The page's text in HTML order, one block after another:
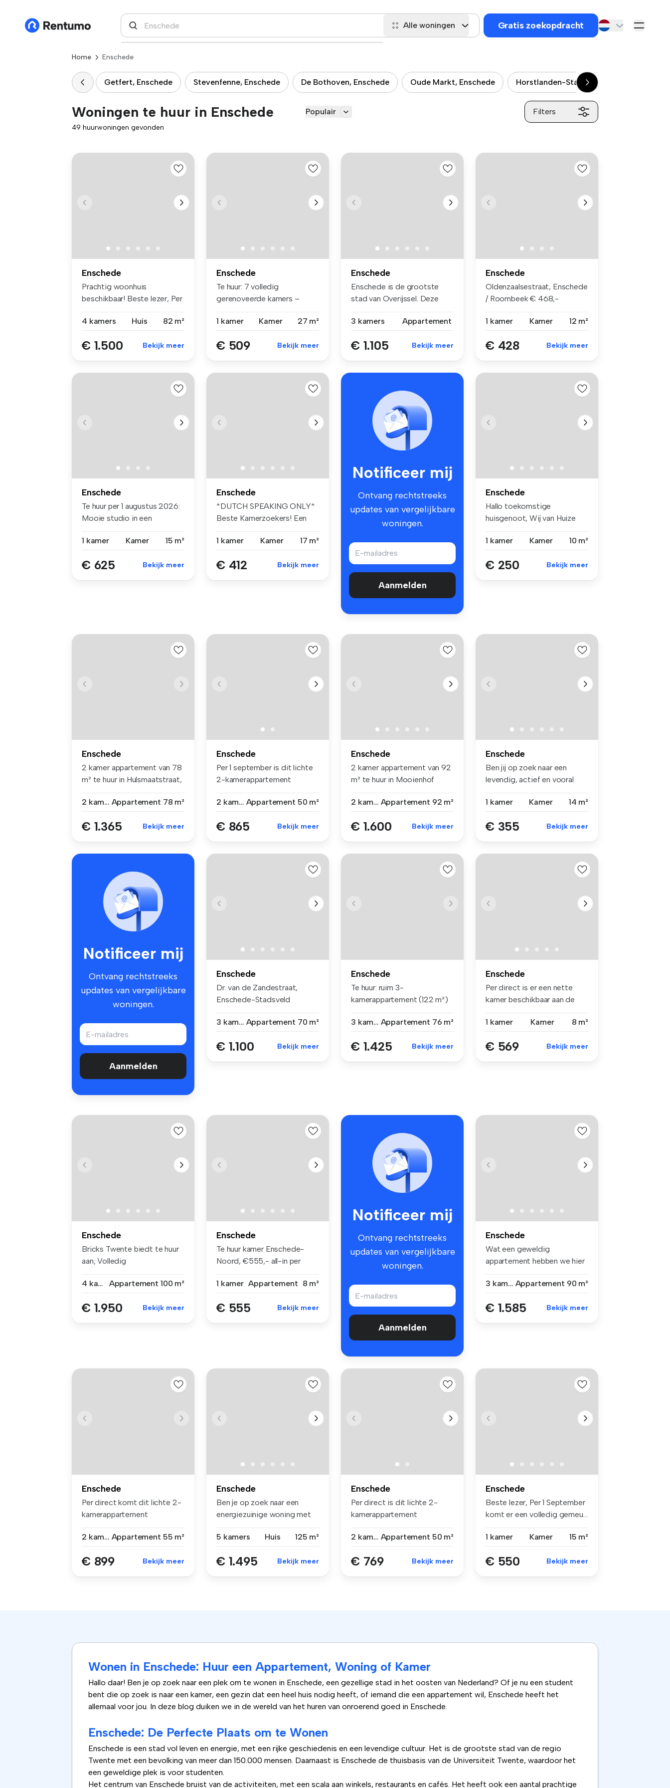
Alle woningen Gratis zoekopdracht
Home Enschede
Getfert, Enschede Stevenfenne, Enschede De Bothoven, Enschede Oude Markt, Enschede Horstlanden-Stadsweide, Enschede
Woningen te huur in Enschede Populair Filters
49 huurwoningen gevonden
Enschede
Prachtig woonhuis
beschikbaar! Beste lezer, Per
4 kamers
Huis 82 m²
€ 1.500 Bekijk meer
Enschede
Te huur: 7 volledig
gerenoveerde kamers –
1 kamer
Kamer 27 m²
€ 509 Bekijk meer
Enschede
Enschede is de grootste
stad van Overijssel. Deze
3 kamers
Appartement
€ 1.105 Bekijk meer
Enschede
Oldenzaalsestraat, Enschede
/ Roombeek € 468,-
1 kamer
Kamer 12 m²
€ 428 Bekijk meer
Enschede
Te huur per 1 augustus 2026:
Mooie studio in een
1 kamer
Kamer 15 m²
€ 625 Bekijk meer
Enschede
*DUTCH SPEAKING ONLY*
Beste Kamerzoekers! Een
1 kamer
Kamer 17 m²
€ 412 Bekijk meer
Notificeer mij
Ontvang rechtstreeks
updates van vergelijkbare
woningen.
Aanmelden
Enschede
Hallo toekomstige
huisgenoot, Wij van Huize
1 kamer
Kamer 10 m²
€ 250 Bekijk meer
Enschede
2 kamer appartement van 78
m² te huur in Hulsmaatstraat,
2 kamers Appartement 78 m²
€ 1.365 Bekijk meer
Enschede
Per 1 september is dit lichte
2-kamerappartement
2 kamers Appartement 50 m²
€ 865 Bekijk meer
Enschede
2 kamer appartement van 92
m² te huur in Mooienhof
2 kamers Appartement 92 m²
€ 1.600 Bekijk meer
Enschede
Ben jij op zoek naar een
levendig, actief en vooral
1 kamer
Kamer 14 m²
€ 355 Bekijk meer
Notificeer mij
Ontvang rechtstreeks
updates van vergelijkbare
woningen.
Aanmelden
Enschede
Dr. van de Zandestraat,
Enschede-Stadsveld
3 kamers Appartement 70 m²
€ 1.100 Bekijk meer
Enschede
Te huur: ruim 3-
kamerappartement (122 m²)
3 kamers Appartement 76 m²
€ 1.425 Bekijk meer
Enschede
Per direct is er een nette
kamer beschikbaar aan de
1 kamer
Kamer 8 m²
€ 569 Bekijk meer
Enschede
Bricks Twente biedt te huur
aan; Volledig
4 kamers
Appartement 100 m²
€ 1.950 Bekijk meer
Enschede
Te huur kamer Enschede-
Noord, €555,- all-in per
1 kamer Appartement 8 m²
€ 555 Bekijk meer
Notificeer mij
Ontvang rechtstreeks
updates van vergelijkbare
woningen.
Aanmelden
Enschede
Wat een geweldig
appartement hebben we hier
3 kamers Appartement 90 m²
€ 1.585 Bekijk meer
Enschede
Per direct komt dit lichte 2-
kamerappartement
2 kamers Appartement 55 m²
€ 899 Bekijk meer
Enschede
Ben je op zoek naar een
energiezuinige woning met
5 kamers
Huis 125 m²
€ 1.495 Bekijk meer
Enschede
Per direct is dit lichte 2-
kamerappartement
2 kamers Appartement 50 m²
€ 769 Bekijk meer
Enschede
Beste lezer, Per 1 September
komt er een volledig gemeu...
1 kamer Kamer 15 m²
€ 550 Bekijk meer
Wonen in Enschede: Huur een Appartement, Woning of Kamer
Hallo daar! Ben je op zoek naar een plek om te wonen in Enschede, een gezellige stad in het oosten van Nederland? Of je nu een student
bent die op zoek is naar een kamer, een gezin dat een heel huis nodig heeft, of iemand die een appartement wil, Enschede heeft het
allemaal voor jou. In deze blog duiken we in de wereld van het huren van onroerend goed in Enschede.
Enschede: De Perfecte Plaats om te Wonen
Enschede is een stad vol leven en energie, met een rijke geschiedenis en een levendige cultuur. Het is de grootste stad van de regio
Twente met een bevolking van meer dan 150.000 mensen. Daarnaast is Enschede de thuisbasis van de Universiteit Twente, waardoor het
een geweldige plek is voor studenten.
Het centrum van Enschede bruist van de activiteiten, met een scala aan winkels, restaurants en cafés. Het heeft ook een aantal prachtige